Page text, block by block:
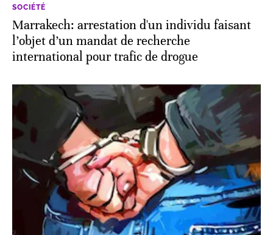
SOCIÉTÉ
Marrakech: arrestation d'un individu faisant
l’objet d’un mandat de recherche
international pour trafic de drogue